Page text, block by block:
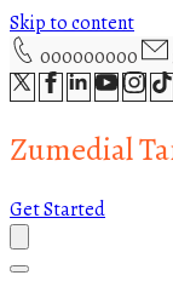
Skip to content
000000000
Zumedial
Get Started